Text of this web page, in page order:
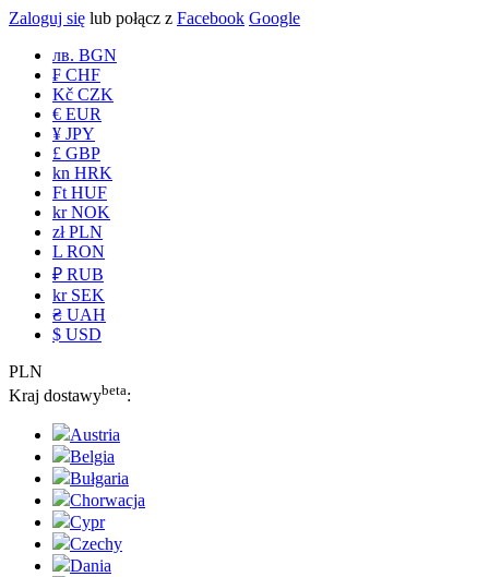
Zaloguj się lub połącz z Facebook Google
лв. BGN
₣ CHF
Kč CZK
€ EUR
¥ JPY
£ GBP
kn HRK
Ft HUF
kr NOK
zł PLN
L RON
₽ RUB
kr SEK
₴ UAH
$ USD
PLN
Kraj dostawybeta:
Austria
Belgia
Bułgaria
Chorwacja
Cypr
Czechy
Dania